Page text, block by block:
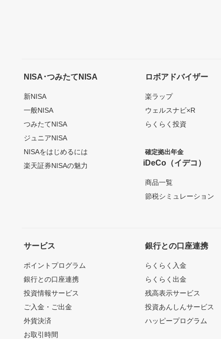
NISA･つみたてNISA
新NISA
一般NISA
つみたてNISA
ジュニアNISA
NISAをはじめるには
楽天証券NISAの魅力
ロボアドバイザー
楽ラップ
ウェルスナビ×R
らくらく投資
確定拠出年金
iDeCo（イデコ）
商品一覧
節税シミュレーション
サービス
ポイントプログラム
銀行との口座連携
投資情報サービス
ご入金・ご出金
外貨決済
お取引時間
銀行との口座連携
らくらく入金
らくらく出金
残高表示サービス
投資あんしんサービス
ハッピープログラム